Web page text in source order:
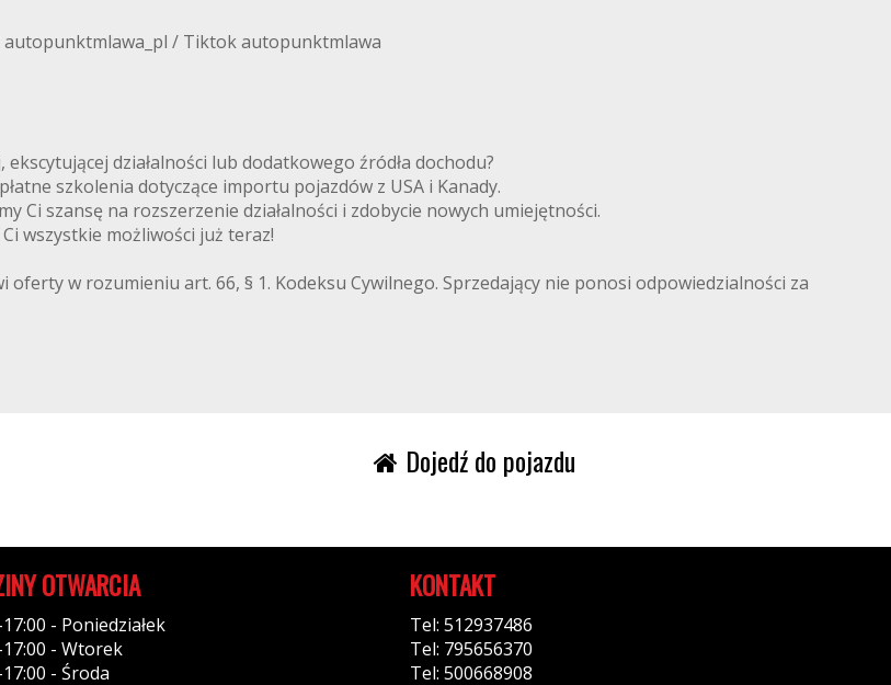
autopunktmlawa_pl / Tiktok autopunktmlawa
działalności lub dodatkowego źródła dochodu?
szkolenia dotyczące importu pojazdów z USA i Kanady.
Ci szansę na rozszerzenie działalności i zdobycie nowych umiejętności.
wszystkie możliwości już teraz!
w rozumieniu art. 66, § 1. Kodeksu Cywilnego. Sprzedający nie ponosi odpowiedzialności za
Dojedź do pojazdu
OTWARCIA
- Poniedziałek
- Wtorek
- Środa
KONTAKT
Tel: 512937486
Tel: 795656370
Tel: 500668908